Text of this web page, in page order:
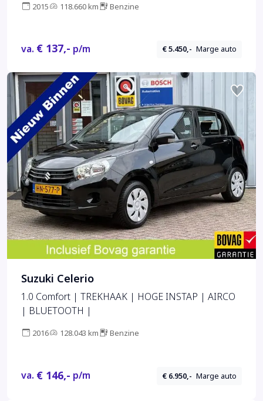
2015 118.660 km Benzine
va. € 137,- p/m € 5.450,- Marge auto
Suzuki Celerio
1.0 Comfort | TREKHAAK | HOGE INSTAP | AIRCO
| BLUETOOTH |
2016 128.043 km Benzine
va. € 146,- p/m € 6.950,- Marge auto